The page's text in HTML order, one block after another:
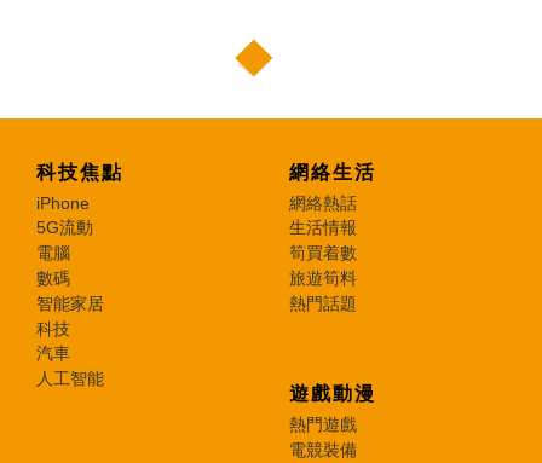
科技焦點
iPhone
5G流動
電腦
數碼
智能家居
科技
汽車
人工智能
網絡生活
網絡熱話
生活情報
筍買着數
旅遊筍料
熱門話題
遊戲動漫
熱門遊戲
電競裝備